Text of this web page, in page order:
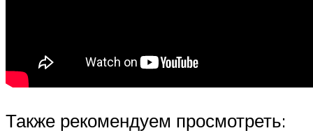
Также рекомендуем просмотреть: